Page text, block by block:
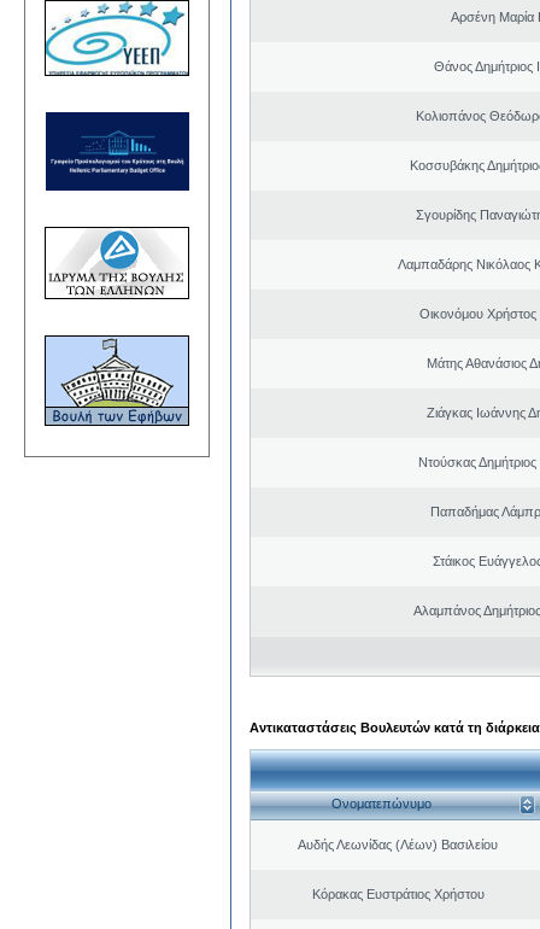
Αρσένη Μαρία
Θάνος Δημήτριος
Κολιοπάνος
Κοσσυβάκης
Σγουρίδης
Λαμπαδάρης Νικόλαος
Οικονόμου Χρήστος
Μάτης Αθανάσιος
Ζιάγκας Ιωάννης
Ντούσκας
Παπαδήμας
Στάικος
Αλαμπάνος
Αντικαταστάσεις Βουλευτών κατά τη
Ονοματεπώνυμο
Αυδής Λεωνίδας (Λέων) Βασιλείου
Κόρακας Ευστράτιος Χρήστου